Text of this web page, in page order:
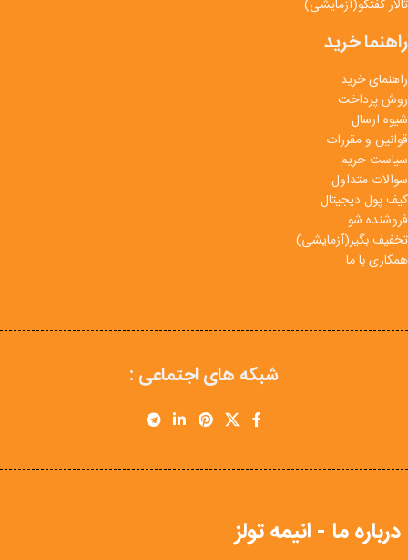
تالار گفتگو(آزمایشی)
راهنما خرید
راهنمای خرید
روش پرداخت
شیوه ارسال
قوانین و مقررات
سیاست حریم
سوالات متداول
کیف پول دیجیتال
فروشنده شو
تخفیف بگیر(آزمایشی)
همکاری با ما
شبکه های اجتماعی :
درباره ما - انیمه تولز